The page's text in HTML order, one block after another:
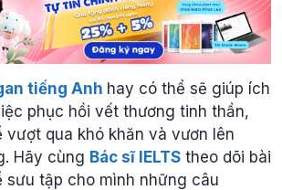
tiếng Anh hay có thể sẽ giúp ích
phục hồi vết thương tinh thần,
vượt qua khó khăn và vươn lên
Hãy cùng Bác sĩ IELTS theo dõi bài
sưu tập cho mình những câu